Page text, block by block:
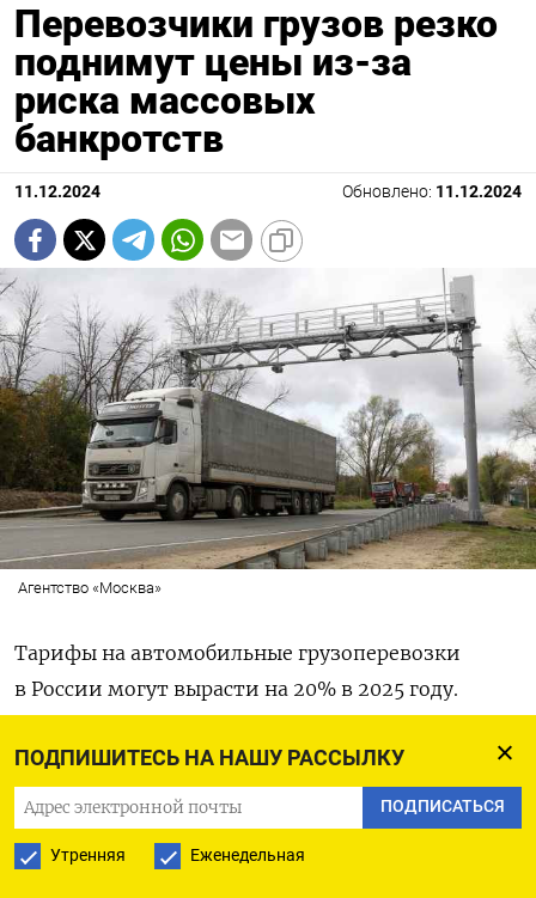
ПОДПИШИТЕСЬ НА НАШУ РАССЫЛКУ
ПОДПИСАТЬСЯ
Утренняя Еженедельная
Перевозчики грузов резко
поднимут цены из-за
риска массовых
банкротств
11.12.2024 Обновлено: 11.12.2024
Агентство «Москва»
Тарифы на автомобильные грузоперевозки
в России могут вырасти на 20% в 2025 году.
содержащийся в обзоре, подготовленном
комитетом по транспортной логистике
«Деловой России» и ассоциацией «АвтоГрузЭкс»
при участии транспортных компаний Dentro